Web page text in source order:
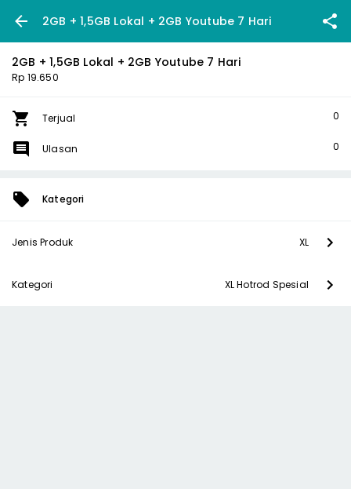
2GB + 1,5GB Lokal + 2GB Youtube 7 Hari
2GB + 1,5GB Lokal + 2GB Youtube 7 Hari
Rp 19.650
Terjual 0
Ulasan 0
Kategori
Jenis Produk XL
Kategori XL Hotrod Spesial